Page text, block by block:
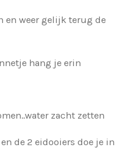
en weer gelijk terug de
hang je erin
zacht zetten
de 2 eidooiers doe je in